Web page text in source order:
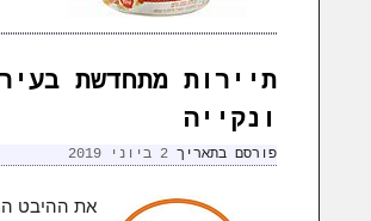
תיירות מתחדשת
ונקייה
פורסם בתאריך 2 ביוני 2019
את ההיבט